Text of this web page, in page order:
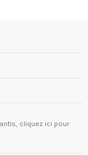
cliquez ici pour